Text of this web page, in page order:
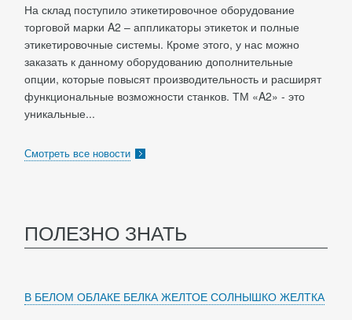
На склад поступило этикетировочное оборудование
торговой марки A2 – аппликаторы этикеток и полные
этикетировочные системы. Кроме этого, у нас можно
заказать к данному оборудованию дополнительные
опции, которые повысят производительность и расширят
функциональные возможности станков. ТМ «A2» - это
уникальные...
Смотреть все новости
ПОЛЕЗНО ЗНАТЬ
В БЕЛОМ ОБЛАКЕ БЕЛКА ЖЕЛТОЕ СОЛНЫШКО ЖЕЛТКА